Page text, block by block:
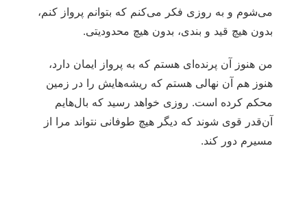
می‌شوم و به روزی فکر می‌کنم که بتوانم پرواز کنم،
بدون هیچ قید و بندی، بدون هیچ محدودیتی.
من هنوز آن پرنده‌ای هستم که به پرواز ایمان دارد،
هنوز هم آن نهالی هستم که ریشه‌هایش را در زمین
محکم کرده است. روزی خواهد رسید که بال‌هایم
آن‌قدر قوی شوند که دیگر هیچ طوفانی نتواند مرا از
مسیرم دور کند.